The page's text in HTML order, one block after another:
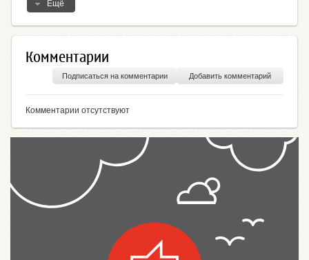
Ещё
Комментарии
Добавить комментарий
Подписаться на комментарии
Комментарии отсутствуют